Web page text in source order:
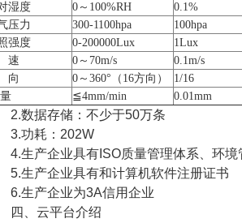
湿度
0～100%RH 0.1%
压力
300-1100hpa 100hpa
强度
0-200000Lux 1Lux
速
0～70m/s 0.1m/s
向
0～360°（16方向） 1/16
≦4mm/min 0.01mm
据存储：不少于50万条
耗：202W
产企业具有ISO质量管理体系、环境
产企业具有和计算机软件注册证书
产企业为3A信用企业
云平台介绍